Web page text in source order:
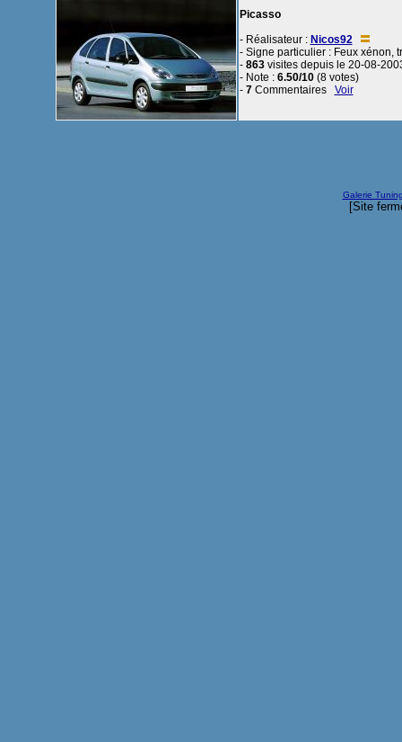
Picasso
- Réalisateur : Nicos92
- Signe particulier : Feux xénon,
- 863visites depuis le 20-08-
- Note : 6.50/10(8 votes)
- 7Commentaires Voir
Galerie
[Site